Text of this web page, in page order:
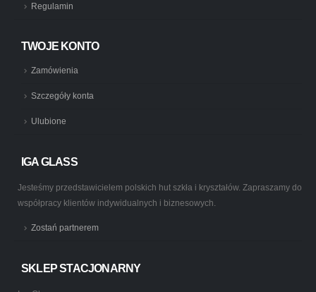
Regulamin
TWOJE KONTO
Zamówienia
Szczegóły konta
Ulubione
IGA GLASS
Jesteśmy przedstawicielem polskich hut szkła i kryształów. Zapraszamy do
współpracy klientów indywidualnych i biznesowych.
Zostań partnerem
SKLEP STACJONARNY